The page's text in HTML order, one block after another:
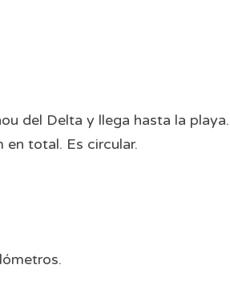
del Delta y llega hasta la playa.
en total. Es circular.